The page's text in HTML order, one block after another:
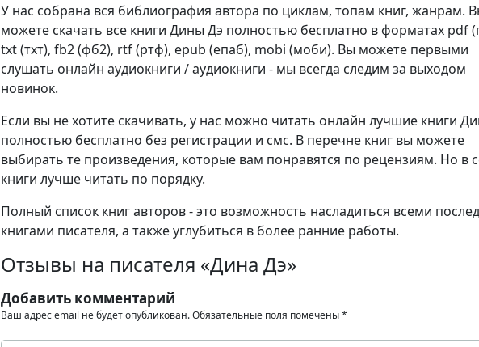
У нас собрана вся библиография автора по циклам, топам книг, жанрам.
можете скачать все книги Дины Дэ полностью бесплатно в форматах pdf
txt (тхт), fb2 (фб2), rtf (ртф), epub (епаб), mobi (моби). Вы можете первыми
слушать онлайн аудиокниги / аудиокниги - мы всегда следим за выходом
новинок.
Если вы не хотите скачивать, у нас можно читать онлайн лучшие книги
полностью бесплатно без регистрации и смс. В перечне книг вы можете
выбирать те произведения, которые вам понравятся по рецензиям. Но в
книги лучше читать по порядку.
Полный список книг авторов - это возможность насладиться всеми
книгами писателя, а также углубиться в более ранние работы.
Отзывы на писателя «Дина Дэ»
Добавить комментарий
Ваш адрес email не будет опубликован.Обязательные поля помечены*